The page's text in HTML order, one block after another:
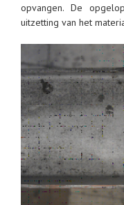
opvangen. De
uitzetting van het